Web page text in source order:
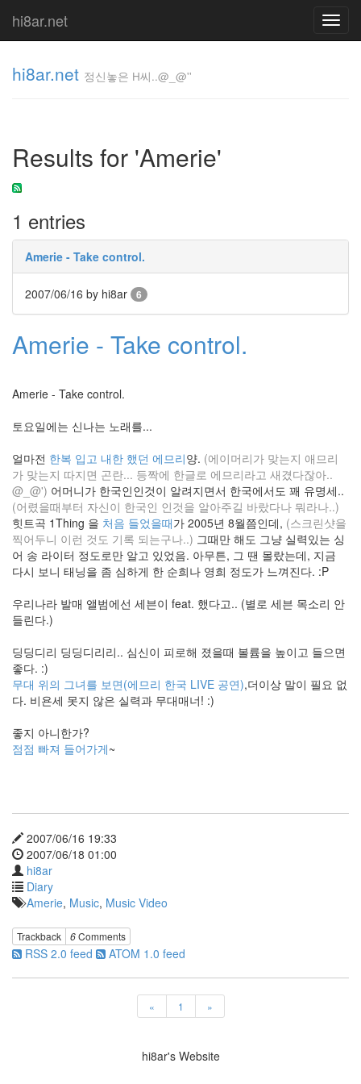
hi8ar.net
hi8ar.net 정신놓은 H씨..@_@''
Results for 'Amerie'
1 entries
Amerie - Take control.
2007/06/16 by hi8ar 6
Amerie - Take control.
Amerie - Take control.
토요일에는 신나는 노래를...
얼마전 한복 입고 내한 했던 에므리양. (에이머리가 맞는지 애므리
가 맞는지 따지면 곤란... 등짝에 한글로 에므리라고 새겼다잖아..
@_@') 어머니가 한국인인것이 알려지면서 한국에서도 꽤 유명세..
(어렸을때부터 자신이 한국인 인것을 알아주길 바랐다나 뭐라나..)
힛트곡 1Thing 을 처음 들었을때가 2005년 8월쯤인데, (스크린샷을
찍어두니 이런 것도 기록 되는구나..) 그때만 해도 그냥 실력있는 싱
어 송 라이터 정도로만 알고 있었음. 아무튼, 그 땐 몰랐는데, 지금
다시 보니 태닝을 좀 심하게 한 순희나 영희 정도가 느껴진다. :P
우리나라 발매 앨범에선 세븐이 feat. 했다고.. (별로 세븐 목소리 안
들린다.)
딩딩디리 딩딩디리리.. 심신이 피로해 졌을때 볼륨을 높이고 들으면
좋다. :)
무대 위의 그녀를 보면(에므리 한국 LIVE 공연),더이상 말이 필요 없
다. 비욘세 못지 않은 실력과 무대매너! :)
좋지 아니한가?
점점 빠져 들어가게~
2007/06/16 19:33
2007/06/18 01:00
hi8ar
Diary
Amerie, Music, Music Video
Trackback 6Comments
RSS 2.0 feed ATOM 1.0 feed
« 1 »
씨..@_@''
Tag
Cloud
이
스
샷
틸
마
이
테
마
쩜
넷
나
Holiday
Computer
1.0
페
상
Amanda
Jensen
AquaSoft.org
인
성
스
Statistics
게
hi8ar's Website